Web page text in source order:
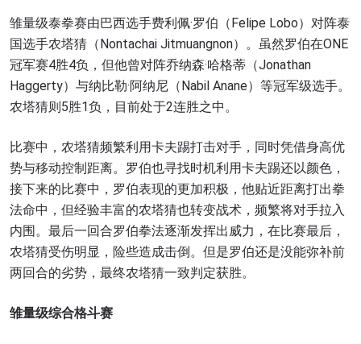
雏量级泰拳赛由巴西选手费利佩·罗伯（Felipe Lobo）对阵泰
国选手农塔猜（Nontachai Jitmuangnon）。虽然罗伯在ONE
冠军赛4胜4负，但他曾对阵乔纳森·哈格蒂（Jonathan
Haggerty）与纳比勒·阿纳尼（Nabil Anane）等冠军级选手。
农塔猜则5胜1负，目前处于2连胜之中。
比赛中，农塔猜频繁利用卡夫踢打击对手，同时凭借身高优
势与移动控制距离。罗伯也寻找时机利用卡夫踢还以颜色，
接下来的比赛中，罗伯表现的更加积极，他贴近距离打出拳
法命中，但经验丰富的农塔猜也转变战术，频繁将对手拉入
内围。最后一回合罗伯拳法逐渐发挥出威力，在比赛最后，
农塔猜受伤明显，险些造成击倒。但是罗伯还是没能弥补前
两回合的劣势，最终农塔猜一致判定获胜。
雏量级综合格斗赛